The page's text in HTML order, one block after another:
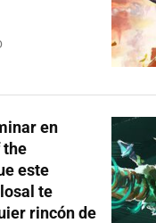
en
the
este
te
rincón de